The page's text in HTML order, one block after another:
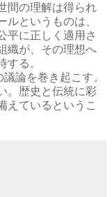
間の理解は得られ
というものは、
平に正しく適用さ
織が、その理想へ
する。
論を巻き起こす。
。歴史と伝統に彩
えているというこ